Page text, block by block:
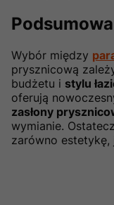
Wybór między
prysznicową
budżetu i stylu
oferują
zasłony
wymianie.
zarówno